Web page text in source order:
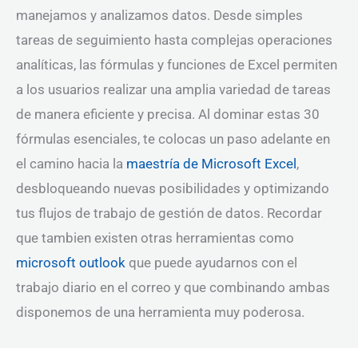
manejamos y analizamos datos. Desde simples
tareas de seguimiento hasta complejas operaciones
analíticas, las fórmulas y funciones de Excel permiten
a los usuarios realizar una amplia variedad de tareas
de manera eficiente y precisa. Al dominar estas 30
fórmulas esenciales, te colocas un paso adelante en
el camino hacia la maestría de Microsoft Excel ,
desbloqueando nuevas posibilidades y optimizando
tus flujos de trabajo de gestión de datos. Recordar
que tambien existen otras herramientas como
microsoft outlook que puede ayudarnos con el
trabajo diario en el correo y que combinando ambas
disponemos de una herramienta muy poderosa.